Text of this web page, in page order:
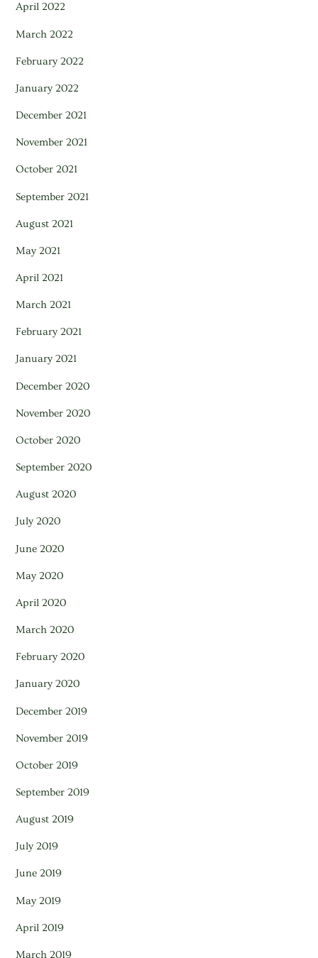
April 2022
March 2022
February 2022
January 2022
December 2021
November 2021
October 2021
September 2021
August 2021
May 2021
April 2021
March 2021
February 2021
January 2021
December 2020
November 2020
October 2020
September 2020
August 2020
July 2020
June 2020
May 2020
April 2020
March 2020
February 2020
January 2020
December 2019
November 2019
October 2019
September 2019
August 2019
July 2019
June 2019
May 2019
April 2019
March 2019